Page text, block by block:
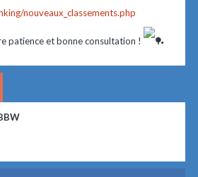
nouveaux_classements.php
patience et bonne consultation !